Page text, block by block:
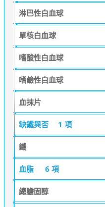
淋巴性白血球
單核白血球
嗜酸性白血球
嗜鹼性白血球
血抹片
缺鐵與否 1 項
鐵
血脂 6 項
總膽固醇